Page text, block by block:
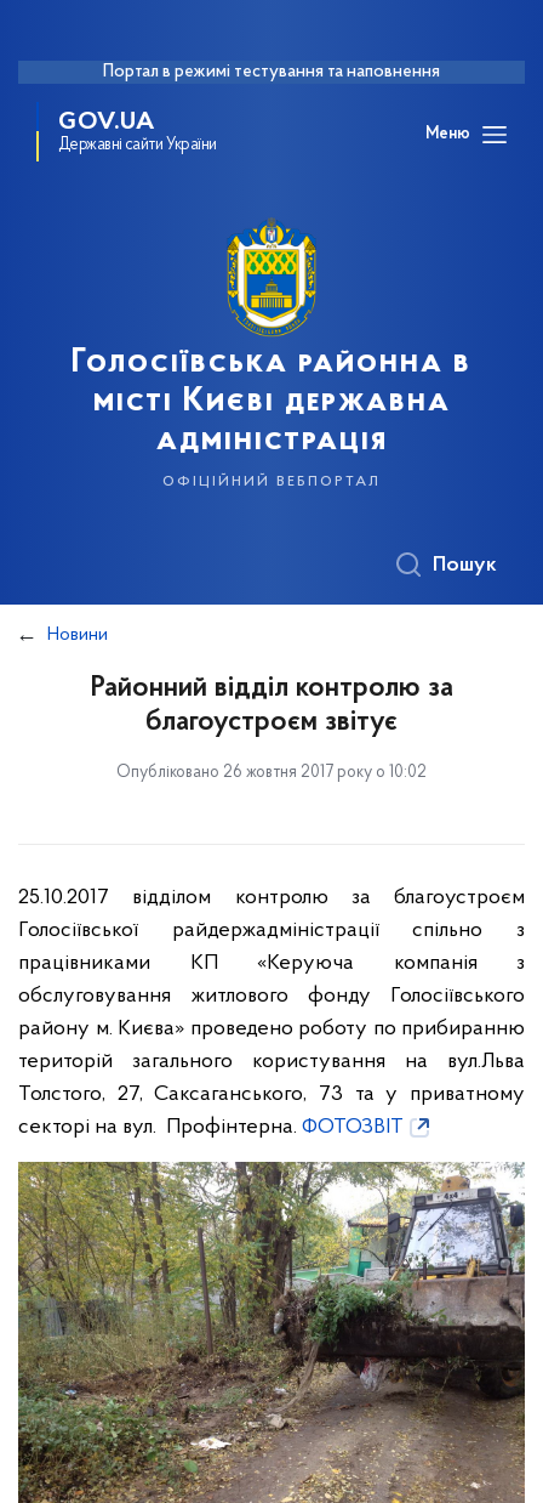
Портал в режимі тестування та наповнення
GOV.UA
Державні сайти України
Меню
Голосіївська районна в
місті Києві державна
адміністрація
офіційний вебпортал
Пошук
Новини
Районний відділ контролю за
благоустроєм звітує
Опубліковано 26 жовтня 2017 року о 10:02
25.10.2017 відділом контролю за благоустроєм
Голосіївської райдержадміністрації спільно з
працівниками КП «Керуюча компанія з
обслуговування житлового фонду Голосіївського
району м. Києва» проведено роботу по прибиранню
територій загального користування на вул.Льва
Толстого, 27, Саксаганського, 73 та у приватному
секторі на вул. Профінтерна. ФОТОЗВІТ